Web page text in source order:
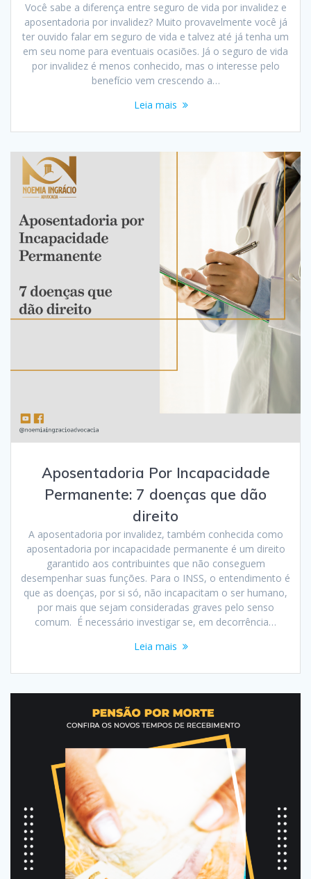
Você sabe a diferença entre seguro de vida por invalidez e
aposentadoria por invalidez? Muito provavelmente você já
ter ouvido falar em seguro de vida e talvez até já tenha um
em seu nome para eventuais ocasiões. Já o seguro de vida
por invalidez é menos conhecido, mas o interesse pelo
benefício vem crescendo a…
Leia mais
Aposentadoria Por Incapacidade
Permanente: 7 doenças que dão
direito
A aposentadoria por invalidez, também conhecida como
aposentadoria por incapacidade permanente é um direito
garantido aos contribuintes que não conseguem
desempenhar suas funções. Para o INSS, o entendimento é
que as doenças, por si só, não incapacitam o ser humano,
por mais que sejam consideradas graves pelo senso
comum. É necessário investigar se, em decorrência…
Leia mais